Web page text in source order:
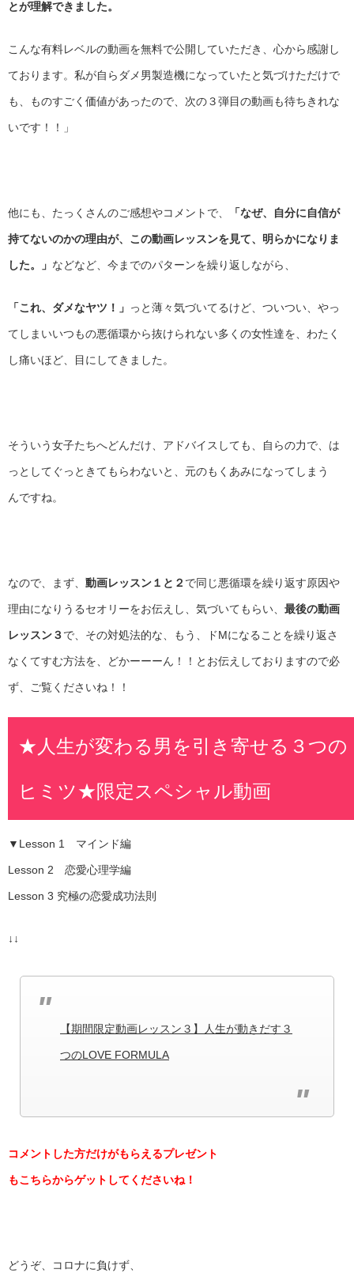
とが理解できました。
こんな有料レベルの動画を無料で公開していただき、心から感謝し
ております。私が自らダメ男製造機になっていたと気づけただけで
も、ものすごく価値があったので、次の３弾目の動画も待ちきれな
いです！！」
他にも、たっくさんのご感想やコメントで、 「なぜ、自分に自信が
持てないのかの理由が、この動画レッスンを見て、明らかになりま
した。」 などなど、今までのパターンを繰り返しながら、
「これ、ダメなヤツ！」 っと薄々気づいてるけど、ついつい、やっ
てしまいいつもの悪循環から抜けられない多くの女性達を、わたく
し痛いほど、目にしてきました。
そういう女子たちへどんだけ、アドバイスしても、自らの力で、は
っとしてぐっときてもらわないと、元のもくあみになってしまう
んですね。
なので、まず、 動画レッスン１と２ で同じ悪循環を繰り返す原因や
理由になりうるセオリーをお伝えし、気づいてもらい、 最後の動画
レッスン３で、その対処法的な、もう、ドMになることを繰り返さ
なくてすむ方法を、どかーーーん！！とお伝えしておりますので必
ず、ご覧くださいね！！
★人生が変わる男を引き寄せる３つの
ヒミツ★限定スペシャル動画
▼Lesson 1 マインド編
Lesson 2 恋愛心理学編
Lesson 3 究極の恋愛成功法則
↓↓
【期間限定動画レッスン３】人生が動きだす３
つのLOVE FORMULA
コメントした方だけがもらえるプレゼント
もこちらからゲットしてくださいね！
どうぞ、コロナに負けず、